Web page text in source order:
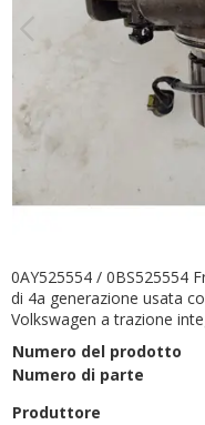
0AY525554 / 0BS525554
di 4a generazione usata
Volkswagen a trazione
Numero del prodotto
Numero di parte
Produttore